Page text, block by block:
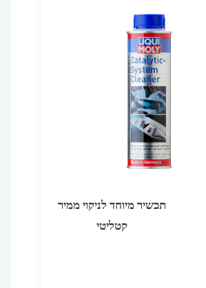
תכשיר מיוחד לניקוי ממיר
קטליטי